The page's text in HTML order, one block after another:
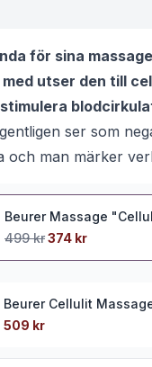
för sina
utser den till
ser som
och man märker
Beurer Massage
499 kr374 kr
Beurer Cellulit
509 kr